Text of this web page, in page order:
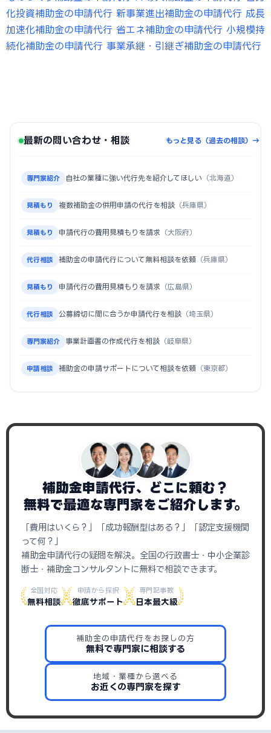
化投資補助金の申請代行 新事業進出補助金の申請代行 成長
加速化補助金の申請代行 省エネ補助金の申請代行 小規模持
続化補助金の申請代行 事業承継・引継ぎ補助金の申請代行
最新の問い合わせ・相談 もっと見る（過去の相談）→
専門家紹介 自社の業種に強い代行先を紹介してほしい （北海道）
見積もり 複数補助金の併用申請の代行を相談 （兵庫県）
見積もり 申請代行の費用見積もりを請求 （大阪府）
代行相談 補助金の申請代行について無料相談を依頼 （兵庫県）
見積もり 申請代行の費用見積もりを請求 （広島県）
代行相談 公募締切に間に合うか申請代行を相談 （埼玉県）
専門家紹介 事業計画書の作成代行を相談 （岐阜県）
申請相談 補助金の申請サポートについて相談を依頼 （東京都）
補助金申請代行、どこに頼む？
無料で最適な専門家をご紹介します。
「費用はいくら？」「成功報酬型はある？」「認定支援機関
って何？」
補助金申請代行の疑問を解決。全国の行政書士・中小企業診
断士・補助金コンサルタントに無料で相談できます。
全国対応
無料相談
申請から採択
徹底サポート
専門記事数
日本最大級
補助金の申請代行をお探しの方
無料で専門家に相談する
地域・業種から選べる
お近くの専門家を探す